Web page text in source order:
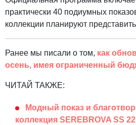
практически 40 подиумных
коллекции планируют
Ранее мы писали о том, как
осень, имея ограниченный
ЧИТАЙ ТАКЖЕ:
Модный показ и
коллекция SEREBROVA SS 22